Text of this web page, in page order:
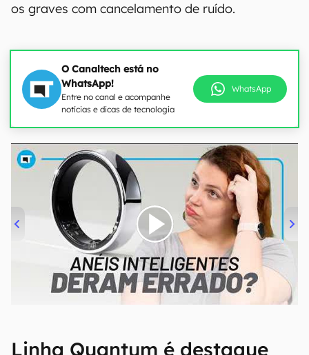
os graves com cancelamento de ruído.
O Canaltech está no
WhatsApp!
Entre no canal e acompanhe
notícias e dicas de tecnologia
WhatsApp
00:00/21:11
Linha Quantum é destaque